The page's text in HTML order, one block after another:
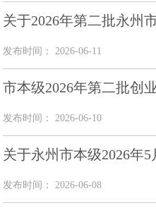
关于2026年第二批永州
发布时间： 2026-06-11
市本级2026年第二批创
发布时间： 2026-06-10
关于永州市本级2026年
发布时间： 2026-06-08